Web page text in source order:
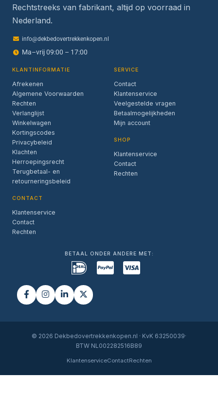
Rechtstreeks van fabrikant, altijd op voorraad in
Nederland.
info@dekbedovertrekkenkopen.nl
Ma–vrij 09:00 – 17:00
KLANTINFORMATIE
Afrekenen
Algemene Voorwaarden
Rechten
Verlanglijst
Winkelwagen
Kortingscodes
Privacybeleid
Klachten
Herroepingsrecht
Terugbetaal- en
retourneringsbeleid
CONTACT
Klantenservice
Contact
Rechten
SERVICE
Contact
Klantenservice
Veelgestelde vragen
Betaalmogelijkheden
Mijn account
SHOP
Klantenservice
Contact
Rechten
BETAAL ONDER ANDERE MET:
© 2026 Dekbedovertrekkenkopen.nl · KvK 63250039·
BTW NL002282516B89
KlantenserviceContactRechten